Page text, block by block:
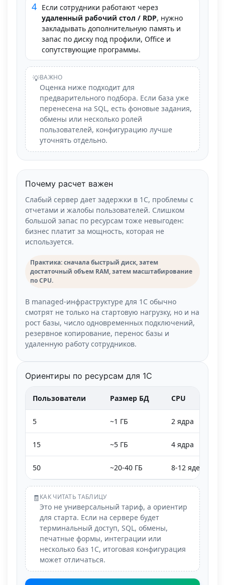
4 Если сотрудники работают через
удаленный рабочий стол / RDP, нужно
закладывать дополнительную память и
запас по диску под профили, Office и
сопутствующие программы.
💡ВАЖНО
Оценка ниже подходит для
предварительного подбора. Если база уже
перенесена на SQL, есть фоновые задания,
обмены или несколько ролей
пользователей, конфигурацию лучше
уточнять отдельно.
Почему расчет важен
Слабый сервер дает задержки в 1С, проблемы с
отчетами и жалобы пользователей. Слишком
большой запас по ресурсам тоже невыгоден:
бизнес платит за мощность, которая не
используется.
Практика: сначала быстрый диск, затем
достаточный объем RAM, затем масштабирование
по CPU.
В managed-инфраструктуре для 1С обычно
смотрят не только на стартовую нагрузку, но и на
рост базы, число одновременных подключений,
резервное копирование, перенос базы и
удаленную работу сотрудников.
Ориентиры по ресурсам для 1С
Пользователи Размер БД CPU
5 ~1 ГБ 2 ядра
15 ~5 ГБ 4 ядра
50 ~20-40 ГБ 8-12 ядер
🧾КАК ЧИТАТЬ ТАБЛИЦУ
Это не универсальный тариф, а ориентир
для старта. Если на сервере будет
терминальный доступ, SQL, обмены,
печатные формы, интеграции или
несколько баз 1С, итоговая конфигурация
может отличаться.